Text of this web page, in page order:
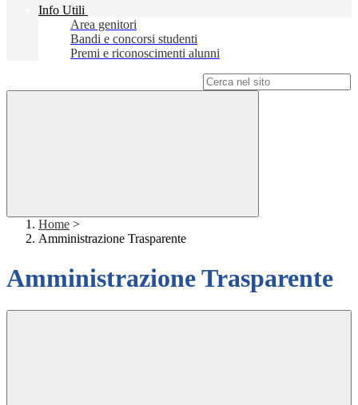
Info Utili
Area genitori
Bandi e concorsi studenti
Premi e riconoscimenti alunni
Home >
Amministrazione Trasparente
Amministrazione Trasparente